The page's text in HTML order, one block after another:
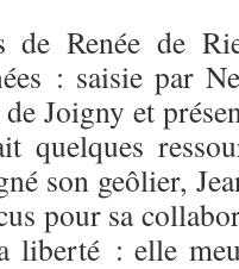
Renée de
: saisie par
Joigny et
quelques
son geôlier,
pour sa
liberté : elle